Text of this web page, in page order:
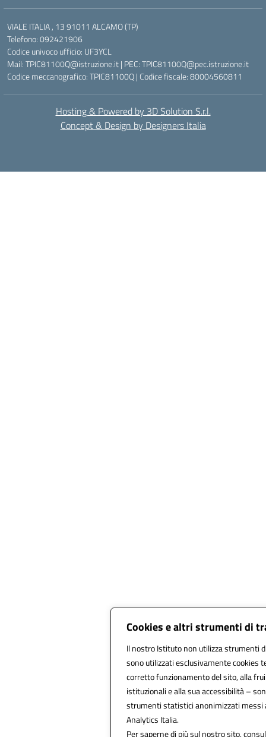
Cookies e altri strumenti di
Il nostro Istituto non utilizza strumenti
sono utilizzati esclusivamente cookies
corretto funzionamento del sito, alla
istituzionali e alla sua accessibilità –
strumenti statistici anonimizzati messi
Analytics Italia.
Per saperne di più sul nostro sito,
VIALE ITALIA , 13 91011 ALCAMO (TP)
Telefono: 092421906
Codice univoco ufficio: UF3YCL
Mail: TPIC81100Q@istruzione.it | PEC: TPIC81100Q@pec.istruzione.it
Codice meccanografico: TPIC81100Q | Codice fiscale: 80004560811
Hosting & Powered by 3D Solution S.r.l.
Concept & Design by Designers Italia